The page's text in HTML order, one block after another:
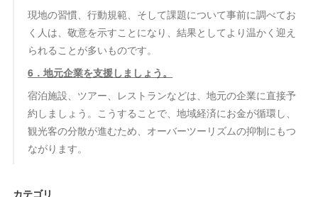
現地の習慣、行動規範、そして課題について事前に調べてお
く人は、敬意を示すことになり、結果としてより温かく迎え
られることが多いものです。
6．地元企業を支援しましょう。
宿泊施設、ツアー、レストランなどは、地元の企業に直接予
約しましょう。こうすることで、地域経済にお金が循環し、
観光客の分散が進むため、オーバーツーリズムの抑制にもつ
ながります。
カテゴリ